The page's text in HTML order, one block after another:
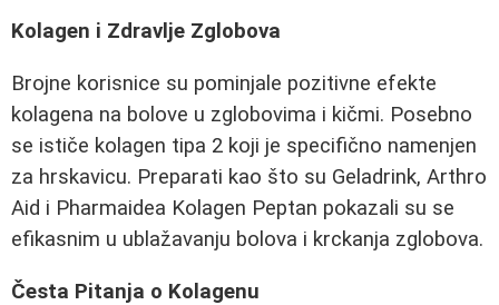
Kolagen i Zdravlje Zglobova
Brojne korisnice su pominjale pozitivne efekte
kolagena na bolove u zglobovima i kičmi. Posebno
se ističe kolagen tipa 2 koji je specifično namenjen
za hrskavicu. Preparati kao što su Geladrink, Arthro
Aid i Pharmaidea Kolagen Peptan pokazali su se
efikasnim u ublažavanju bolova i krckanja zglobova.
Česta Pitanja o Kolagenu